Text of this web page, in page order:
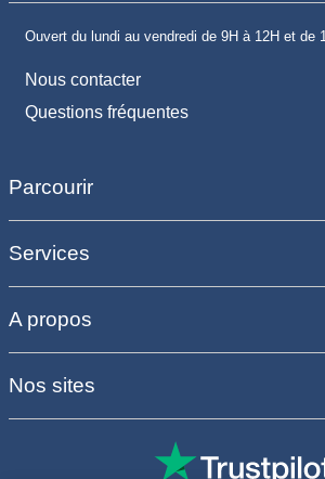
Ouvert du lundi au vendredi de 9H à 12H et de
Nous contacter
Questions fréquentes
Parcourir
Services
A propos
Nos sites